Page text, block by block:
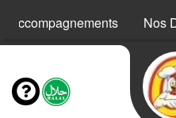
Accompagnements Nos